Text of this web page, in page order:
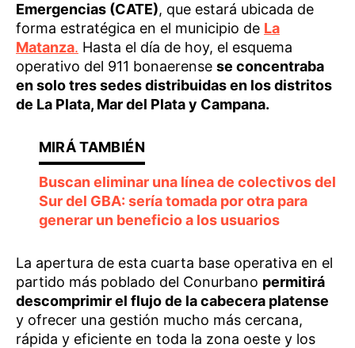
Emergencias (CATE), que estará ubicada de
forma estratégica en el municipio de La
Matanza. Hasta el día de hoy, el esquema
operativo del 911 bonaerense se concentraba
en solo tres sedes distribuidas en los distritos
de La Plata, Mar del Plata y Campana.
Buscan eliminar una línea de colectivos del
Sur del GBA: sería tomada por otra para
generar un beneficio a los usuarios
La apertura de esta cuarta base operativa en el
partido más poblado del Conurbano permitirá
descomprimir el flujo de la cabecera platense
y ofrecer una gestión mucho más cercana,
rápida y eficiente en toda la zona oeste y los